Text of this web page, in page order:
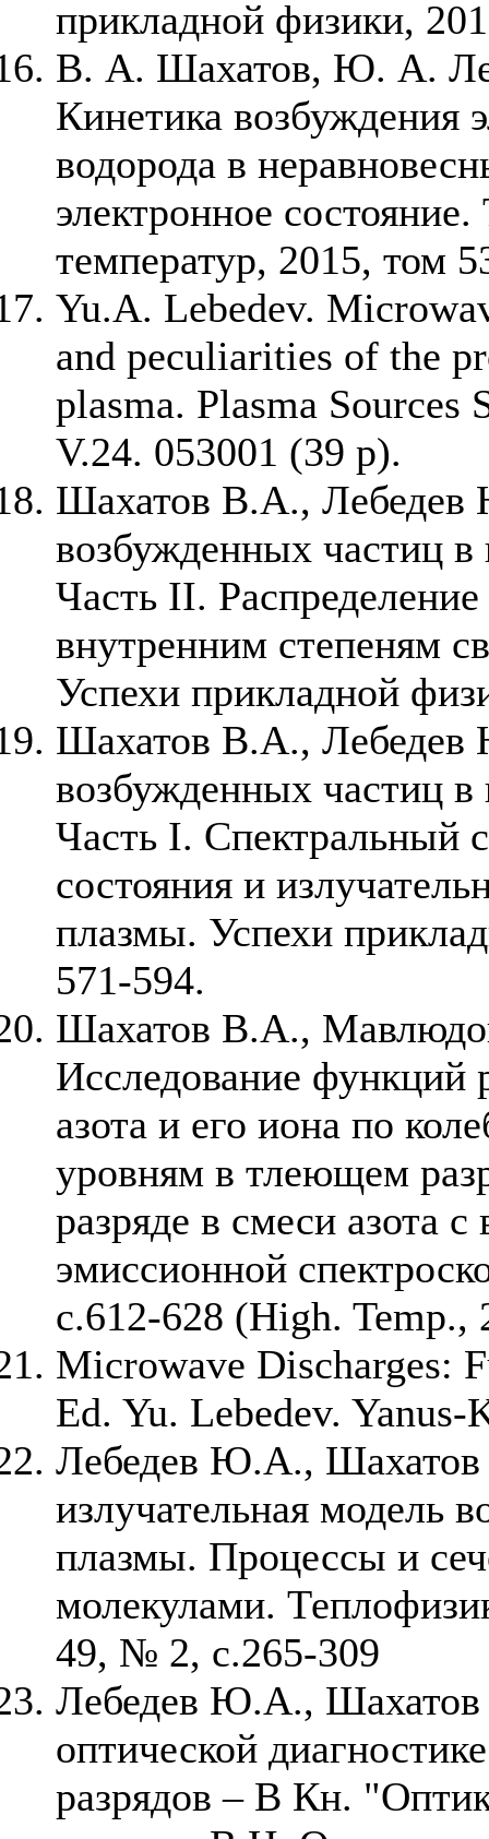
прикладной физики,
В. А. Шахатов, Ю. А.
Кинетика возбуждения
водорода в
электронное
температур, 2015, том
Yu.A. Lebedev.
and peculiarities of the
plasma. Plasma Sources
V.24. 053001 (39 p).
Шахатов В.А., Лебедев
возбужденных частиц
Часть II.
внутренним степеням
Успехи прикладной
Шахатов В.А., Лебедев
возбужденных частиц в
Часть I. Спектральный
состояния и
плазмы. Успехи
571-594.
Шахатов В.А.,
Исследование функций
азота и его иона по
уровням в тлеющем
разряде в смеси азота
эмиссионной
с.612-628 (High. Temp.,
Microwave Discharges:
Ed. Yu. Lebedev. Yanus-
Лебедев Ю.А., Шахатов
излучательная модель
плазмы. Процессы и
молекулами.
49, № 2, с.265-309
Лебедев Ю.А., Шахатов
оптической
разрядов – В Кн.